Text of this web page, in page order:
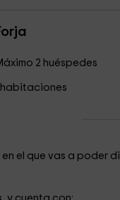
2 huéspedes
1 habitaciones
el que vas a poder